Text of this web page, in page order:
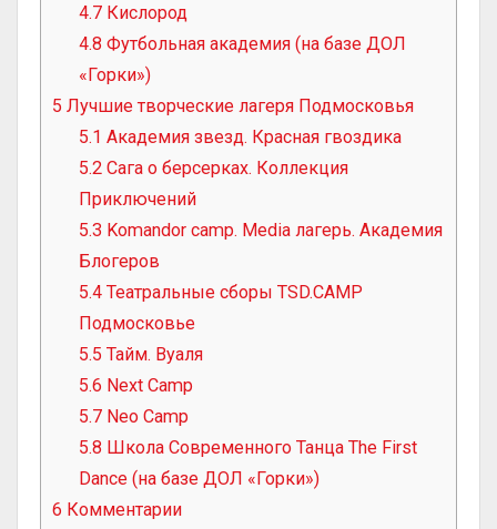
4.7 Кислород
4.8 Футбольная академия (на базе ДОЛ
«Горки»)
5 Лучшие творческие лагеря Подмосковья
5.1 Академия звезд. Красная гвоздика
5.2 Сага о берсерках. Коллекция
Приключений
5.3 Komandor camp. Media лагерь. Академия
Блогеров
5.4 Театральные сборы TSD.CAMP
Подмосковье
5.5 Тайм. Вуаля
5.6 Next Camp
5.7 Neo Camp
5.8 Школа Современного Танца The First
Dance (на базе ДОЛ «Горки»)
6 Комментарии